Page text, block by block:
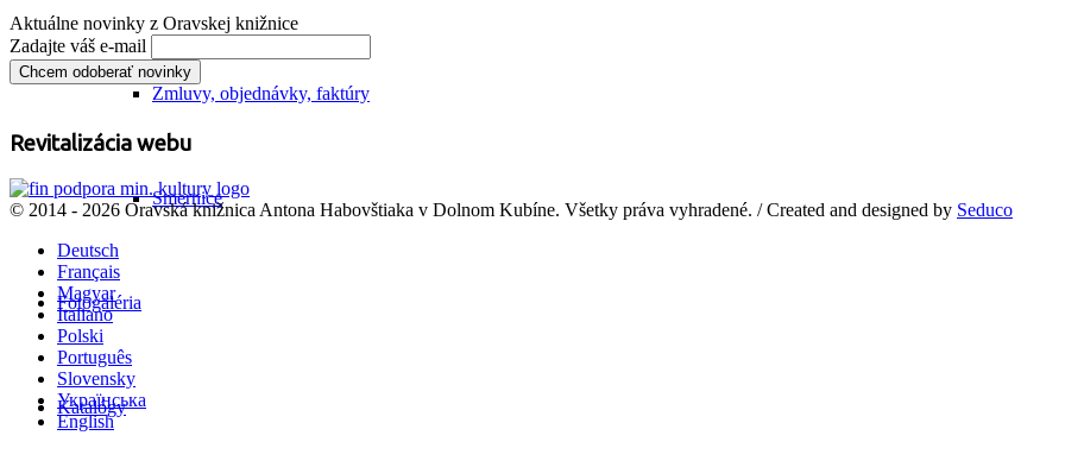
Zmluvy, objednávky, faktúry
Smernice
Fotogaléria
Katalógy
Aktuálne novinky z Oravskej knižnice
Zadajte váš e-mail
Revitalizácia webu
© 2014 - 2026 Oravská knižnica Antona Habovštiaka v Dolnom Kubíne. Všetky práva vyhradené. / Created and designed by Seduco
Deutsch
Français
Magyar
Italiano
Polski
Português
Slovensky
Українська
English